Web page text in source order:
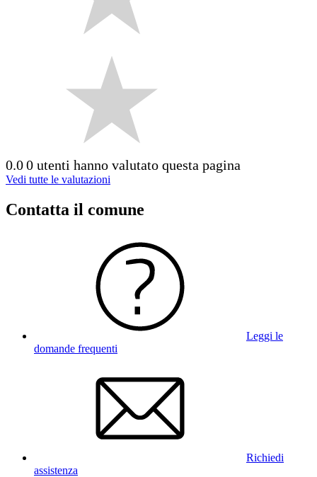
0.00 utenti hanno valutato questa pagina
Vedi tutte le valutazioni
Contatta il comune
Leggi le
domande frequenti
Richiedi
assistenza